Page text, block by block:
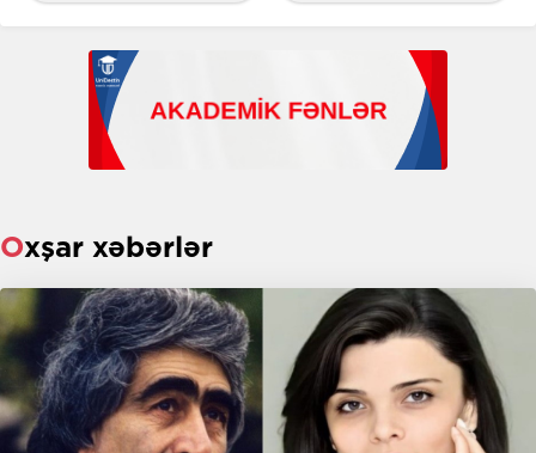
Oxşar xəbərlər